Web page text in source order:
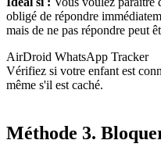
obligé de répondre
mais de ne pas répondre peut
AirDroid WhatsApp Tracker
Vérifiez si votre enfant est
même s'il est caché.
Méthode 3.